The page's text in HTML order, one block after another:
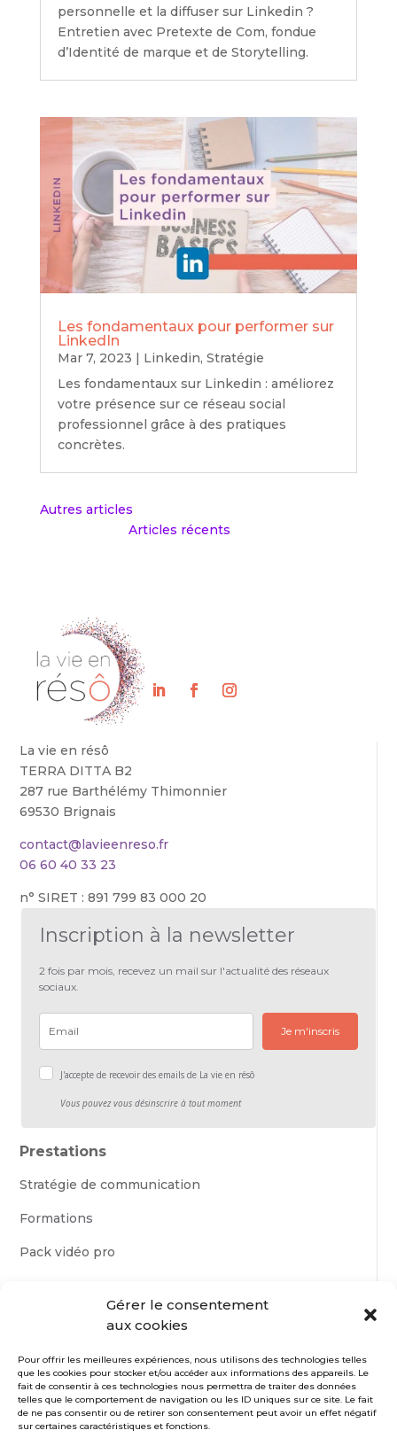
Gérer le consentement
aux cookies
Pour offrir les meilleures expériences, nous utilisons des technologies telles
que les cookies pour stocker et/ou accéder aux informations des appareils. Le
fait de consentir à ces technologies nous permettra de traiter des données
telles que le comportement de navigation ou les ID uniques sur ce site. Le fait
de ne pas consentir ou de retirer son consentement peut avoir un effet négatif
sur certaines caractéristiques et fonctions.
personnelle et la diffuser sur Linkedin ?
Entretien avec Pretexte de Com, fondue
d’Identité de marque et de Storytelling.
Les fondamentaux pour performer sur
LinkedIn
Mar 7, 2023 | Linkedin, Stratégie
Les fondamentaux sur Linkedin : améliorez
votre présence sur ce réseau social
professionnel grâce à des pratiques
concrètes.
La vie en résô
TERRA DITTA B2
287 rue Barthélémy Thimonnier
69530 Brignais
contact@lavieenreso.fr
06 60 40 33 23
n° SIRET : 891 799 83 000 20
Inscription à la newsletter
2 fois par mois, recevez un mail sur l'actualité des réseaux
sociaux.
Je m'inscris
J'accepte de recevoir des emails de La vie en résô
Vous pouvez vous désinscrire à tout moment
Prestations
Stratégie de communication
Formations
Pack vidéo pro
La vie en résô
Contact
Plus d’infos